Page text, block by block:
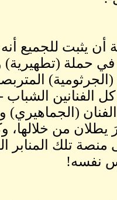
يثبت للجميع أنه
في حملة
(الجرثومية)
الفنانين الشباب
(الجماهيري)
يطلان من خلالها،
تلك المنابر
نفسه!